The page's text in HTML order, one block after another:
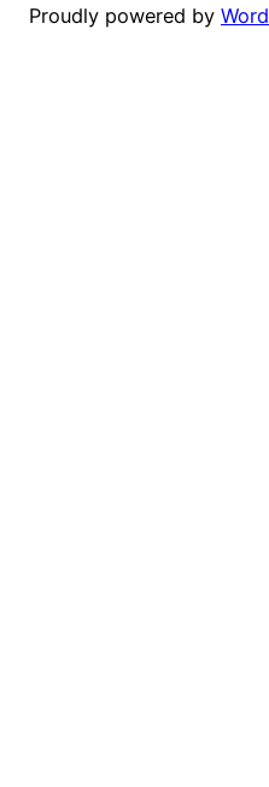
Proudly powered by